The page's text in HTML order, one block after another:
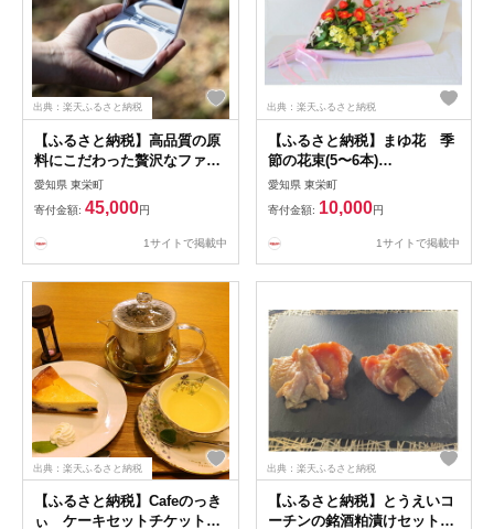
出典：楽天ふるさと納税
【ふるさと納税】高品質の原
料にこだわった贅沢なファン
デーション(01ナチュラル)&下
地クリームセット
【1541743】
愛知県 東栄町
寄付金額: 45,000円
1サイトで掲載中
出典：楽天ふるさと納税
【ふるさと納税】まゆ花 季
節の花束(5〜6本)
【1033446】
愛知県 東栄町
寄付金額: 10,000円
1サイトで掲載中
出典：楽天ふるさと納税
【ふるさと納税】Cafeのっき
ぃ ケーキセットチケット
出典：楽天ふるさと納税
【ふるさと納税】とうえいコ
ーチンの銘酒粕漬けセット